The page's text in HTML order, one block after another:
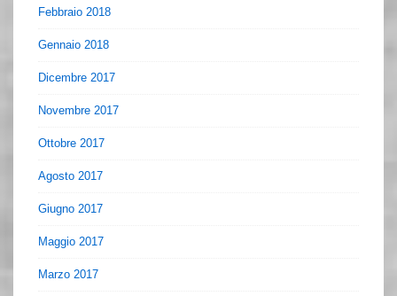
Febbraio 2018
Gennaio 2018
Dicembre 2017
Novembre 2017
Ottobre 2017
Agosto 2017
Giugno 2017
Maggio 2017
Marzo 2017